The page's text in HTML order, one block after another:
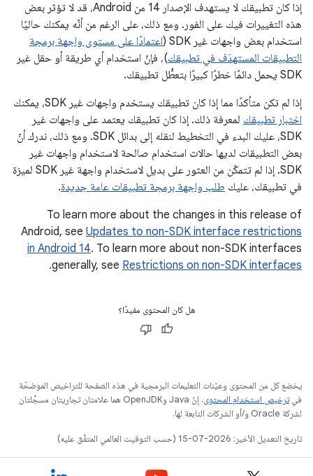
إذا كان تطبيقك لا يستهدف الإصدار 14 من Android، قد لا تؤثر بعض
هذه التغييرات فيك على الفور. ومع ذلك، على الرغم من أنّه يمكنك حاليًا
استخدام بعض واجهات غير SDK (
اعتمادًا على مستوى واجهة برمجة
التطبيقات المستهدَف في تطبيقك)، فإنّ استخدام أي طريقة أو حقل غير
SDK يحمل دائمًا خطرًا كبيرًا بتعطُّل تطبيقك.
إذا لم تكن متأكدًا مما إذا كان تطبيقك يستخدم واجهات غير SDK، يمكنك
اختبار تطبيقك لمعرفة ذلك. إذا كان تطبيقك يعتمد على واجهات غير
SDK، عليك البدء في التخطيط لنقله إلى بدائل SDK. ومع ذلك، ندرك أنّ
بعض التطبيقات لديها حالات استخدام صالحة لاستخدام واجهات غير
SDK. إذا لم تتمكّن من العثور على بديل لاستخدام واجهة غير SDK لميزة
في تطبيقك، عليك طلب واجهة برمجة تطبيقات عامة جديدة.
To learn more about the changes in this release of
Android, see Updates to non-SDK interface restrictions
in Android 14. To learn more about non-SDK interfaces
generally, see Restrictions on non-SDK interfaces
.
هل كان المحتوى مفيدًا؟
يخضع كل من المحتوى وعيّنات التعليمات البرمجية في هذه الصفحة للتراخيص الموضحّة
فيترخيص استخدام المحتوى
. إنّ Java وOpenJDK هما علامتان تجاريتان مسجَّلتان
لشركة Oracle و/أو الشركات التابعة لها.
تاريخ التعديل الأخير: 2026-07-15 (حسب التوقيت العالمي المتفَّق عليه)